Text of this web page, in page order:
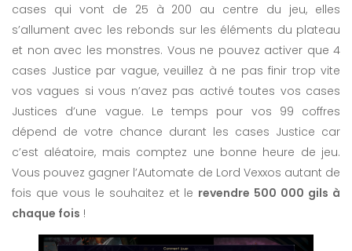
cases qui vont de 25 à 200 au centre du jeu, elles
s’allument avec les rebonds sur les éléments du plateau
et non avec les monstres. Vous ne pouvez activer que 4
cases Justice par vague, veuillez à ne pas finir trop vite
vos vagues si vous n’avez pas activé toutes vos cases
Justices d’une vague. Le temps pour vos 99 coffres
dépend de votre chance durant les cases Justice car
c’est aléatoire, mais comptez une bonne heure de jeu.
Vous pouvez gagner l’Automate de Lord Vexxos autant de
fois que vous le souhaitez et le revendre 500 000 gils à
chaque fois !